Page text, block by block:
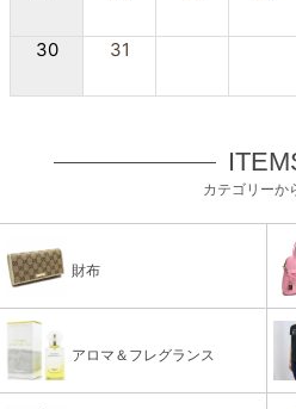
30 31
カテゴリーか
財布
アロマ＆フレグランス